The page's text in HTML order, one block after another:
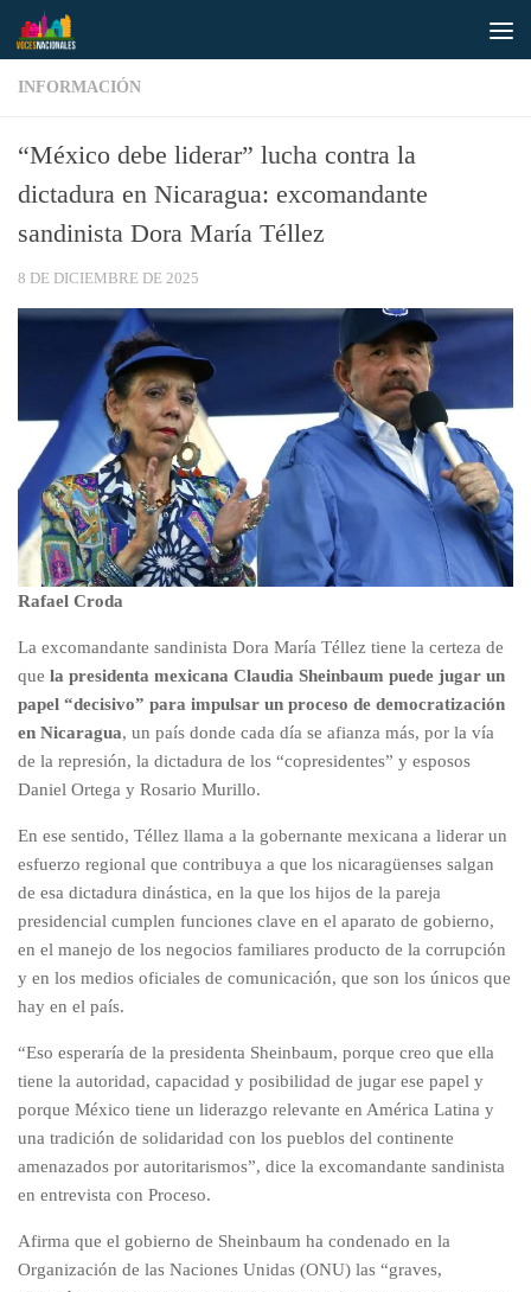
Saltar al contenido
INFORMACIÓN
“México debe liderar” lucha contra la
dictadura en Nicaragua: excomandante
sandinista Dora María Téllez
8 DE DICIEMBRE DE 2025
Rafael Croda
La excomandante sandinista Dora María Téllez tiene la certeza de
que la presidenta mexicana Claudia Sheinbaum puede jugar un
papel “decisivo” para impulsar un proceso de democratización
en Nicaragua, un país donde cada día se afianza más, por la vía
de la represión, la dictadura de los “copresidentes” y esposos
Daniel Ortega y Rosario Murillo.
En ese sentido, Téllez llama a la gobernante mexicana a liderar un
esfuerzo regional que contribuya a que los nicaragüenses salgan
de esa dictadura dinástica, en la que los hijos de la pareja
presidencial cumplen funciones clave en el aparato de gobierno,
en el manejo de los negocios familiares producto de la corrupción
y en los medios oficiales de comunicación, que son los únicos que
hay en el país.
“Eso esperaría de la presidenta Sheinbaum, porque creo que ella
tiene la autoridad, capacidad y posibilidad de jugar ese papel y
porque México tiene un liderazgo relevante en América Latina y
una tradición de solidaridad con los pueblos del continente
amenazados por autoritarismos”, dice la excomandante sandinista
en entrevista con Proceso.
Afirma que el gobierno de Sheinbaum ha condenado en la
Organización de las Naciones Unidas (ONU) las “graves,